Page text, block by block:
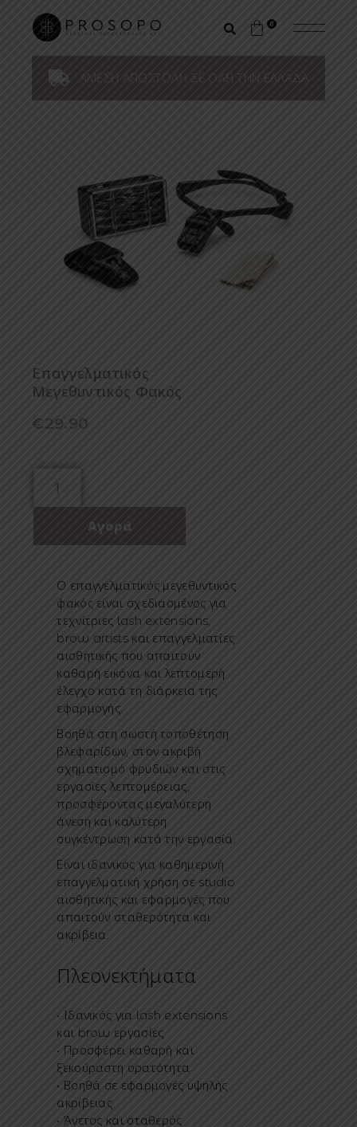
0
ΑΜΕΣΗ ΑΠΟΣΤΟΛΗ ΣΕ ΟΛΗ ΤΗΝ ΕΛΛΑΔΑ
Επαγγελματικός
Μεγεθυντικός Φακός
€29.90
Ο επαγγελματικός μεγεθυντικός
φακός είναι σχεδιασμένος για
τεχνίτριες lash extensions,
brow artists και επαγγελματίες
αισθητικής που απαιτούν
καθαρή εικόνα και λεπτομερή
έλεγχο κατά τη διάρκεια της
εφαρμογής.
Βοηθά στη σωστή τοποθέτηση
βλεφαρίδων, στον ακριβή
σχηματισμό φρυδιών και στις
εργασίες λεπτομέρειας,
προσφέροντας μεγαλύτερη
άνεση και καλύτερη
συγκέντρωση κατά την εργασία.
Είναι ιδανικός για καθημερινή
επαγγελματική χρήση σε studio
αισθητικής και εφαρμογές που
απαιτούν σταθερότητα και
ακρίβεια.
Πλεονεκτήματα
• Ιδανικός για lash extensions
και brow εργασίες
• Προσφέρει καθαρή και
ξεκούραστη ορατότητα
• Βοηθά σε εφαρμογές υψηλής
ακρίβειας
• Άνετος και σταθερός